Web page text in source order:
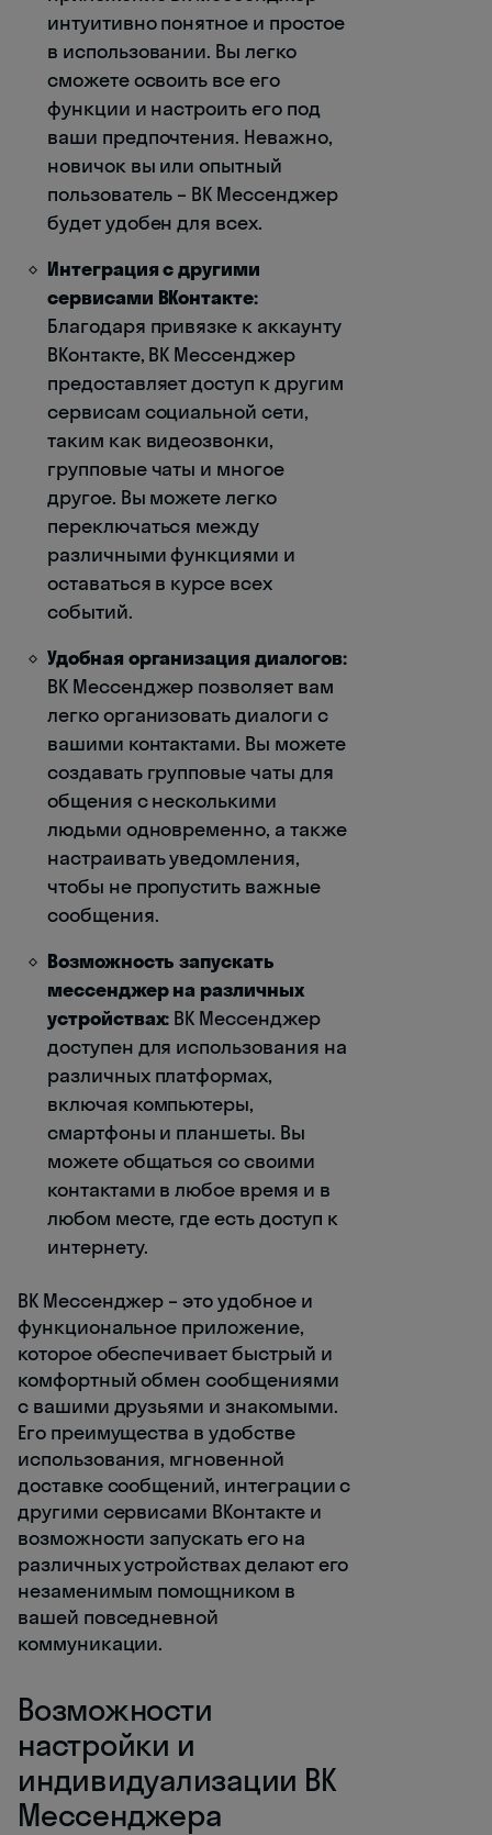
интуитивно понятное и простое
в использовании. Вы легко
сможете освоить все его
функции и настроить его под
ваши предпочтения. Неважно,
новичок вы или опытный
пользователь – ВК Мессенджер
будет удобен для всех.
Интеграция с другими
сервисами ВКонтакте:
Благодаря привязке к аккаунту
ВКонтакте, ВК Мессенджер
предоставляет доступ к другим
сервисам социальной сети,
таким как видеозвонки,
групповые чаты и многое
другое. Вы можете легко
переключаться между
различными функциями и
оставаться в курсе всех
событий.
Удобная организация диалогов:
ВК Мессенджер позволяет вам
легко организовать диалоги с
вашими контактами. Вы можете
создавать групповые чаты для
общения с несколькими
людьми одновременно, а также
настраивать уведомления,
чтобы не пропустить важные
сообщения.
Возможность запускать
мессенджер на различных
устройствах: ВК Мессенджер
доступен для использования на
различных платформах,
включая компьютеры,
смартфоны и планшеты. Вы
можете общаться со своими
контактами в любое время и в
любом месте, где есть доступ к
интернету.
ВК Мессенджер – это удобное и
функциональное приложение,
которое обеспечивает быстрый и
комфортный обмен сообщениями
с вашими друзьями и знакомыми.
Его преимущества в удобстве
использования, мгновенной
доставке сообщений, интеграции с
другими сервисами ВКонтакте и
возможности запускать его на
различных устройствах делают его
незаменимым помощником в
вашей повседневной
коммуникации.
Возможности
настройки и
индивидуализации ВК
Мессенджера